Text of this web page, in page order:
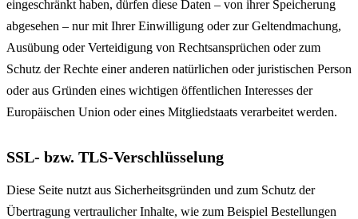
eingeschränkt haben, dürfen diese Daten – von ihrer Speicherung
abgesehen – nur mit Ihrer Einwilligung oder zur Geltendmachung,
Ausübung oder Verteidigung von Rechtsansprüchen oder zum
Schutz der Rechte einer anderen natürlichen oder juristischen Person
oder aus Gründen eines wichtigen öffentlichen Interesses der
Europäischen Union oder eines Mitgliedstaats verarbeitet werden.
SSL- bzw. TLS-Verschlüsselung
Diese Seite nutzt aus Sicherheitsgründen und zum Schutz der
Übertragung vertraulicher Inhalte, wie zum Beispiel Bestellungen